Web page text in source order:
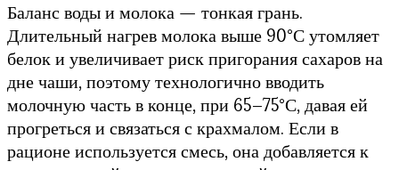
Баланс воды и молока — тонкая грань.
Длительный нагрев молока выше 90°С утомляет
белок и увеличивает риск пригорания сахаров на
дне чаши, поэтому технологично вводить
молочную часть в конце, при 65–75°С, давая ей
прогреться и связаться с крахмалом. Если в
рационе используется смесь, она добавляется к